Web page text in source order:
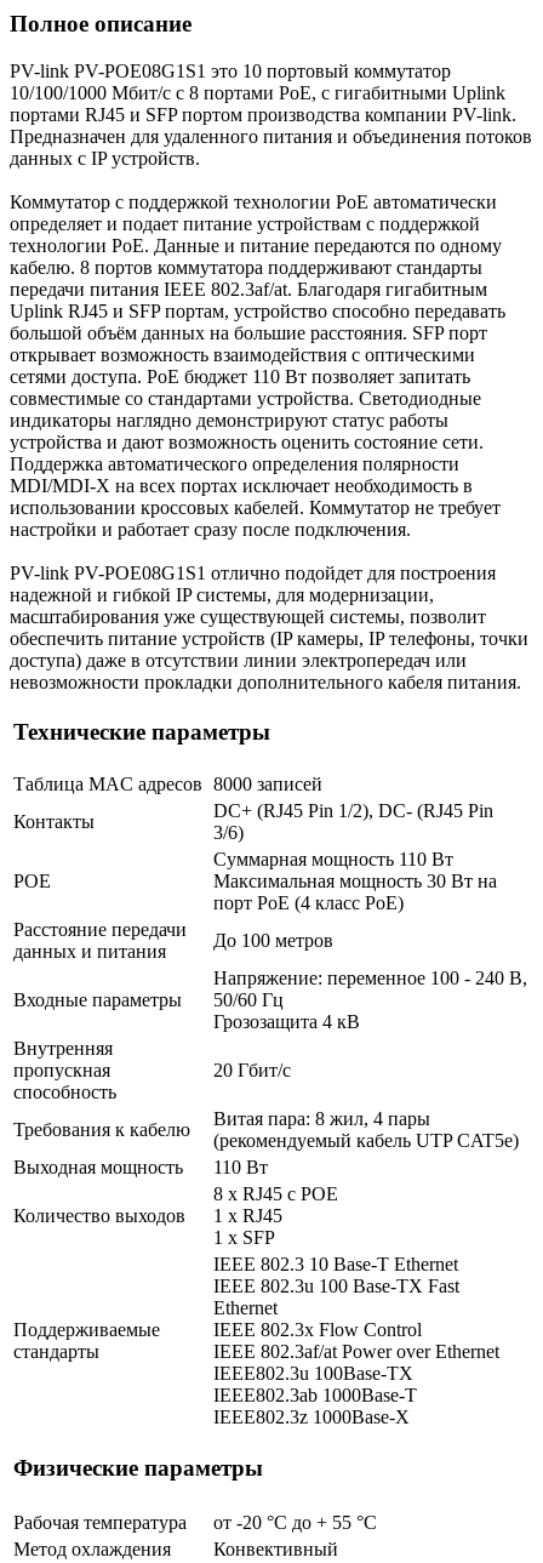
Полное описание
PV-link PV-POE08G1S1 это 10 портовый коммутатор
10/100/1000 Мбит/с с 8 портами PoE, с гигабитными Uplink
портами RJ45 и SFP портом производства компании PV-link.
Предназначен для удаленного питания и объединения потоков
данных с IP устройств.
Коммутатор с поддержкой технологии PoE автоматически
определяет и подает питание устройствам с поддержкой
технологии РоЕ. Данные и питание передаются по одному
кабелю. 8 портов коммутатора поддерживают стандарты
передачи питания IEEE 802.3af/at. Благодаря гигабитным
Uplink RJ45 и SFP портам, устройство способно передавать
большой объём данных на большие расстояния. SFP порт
открывает возможность взаимодействия с оптическими
сетями доступа. PoE бюджет 110 Вт позволяет запитать
совместимые со стандартами устройства. Светодиодные
индикаторы наглядно демонстрируют статус работы
устройства и дают возможность оценить состояние сети.
Поддержка автоматического определения полярности
MDI/MDI-X на всех портах исключает необходимость в
использовании кроссовых кабелей. Коммутатор не требует
настройки и работает сразу после подключения.
PV-link PV-POE08G1S1 отлично подойдет для построения
надежной и гибкой IP системы, для модернизации,
масштабирования уже существующей системы, позволит
обеспечить питание устройств (IP камеры, IP телефоны, точки
доступа) даже в отсутствии линии электропередач или
невозможности прокладки дополнительного кабеля питания.
Технические параметры
Таблица MAC адресов 8000 записей
Контакты
DC+ (RJ45 Pin 1/2), DC- (RJ45 Pin
3/6)
POE
Суммарная мощность 110 Вт
Максимальная мощность 30 Вт на
порт PoE (4 класс PoE)
Расстояние передачи
данных и питания
До 100 метров
Входные параметры
Напряжение: переменное 100 - 240 В,
50/60 Гц
Грозозащита 4 кВ
Внутренняя
пропускная
способность
20 Гбит/с
Требования к кабелю
Витая пара: 8 жил, 4 пары
(рекомендуемый кабель UTP CAT5e)
Выходная мощность
110 Вт
Количество выходов
8 х RJ45 с POE
1 x RJ45
1 x SFP
Поддерживаемые
стандарты
IEEE 802.3 10 Base-T Ethernet
IEEE 802.3u 100 Base-TX Fast
Ethernet
IEEE 802.3x Flow Control
IEEE 802.3af/at Power over Ethernet
IEEE802.3u 100Base-TX
IEEE802.3ab 1000Base-T
IEEE802.3z 1000Base-X
Физические параметры
Рабочая температура
от -20 °С до + 55 °C
Метод охлаждения
Конвективный